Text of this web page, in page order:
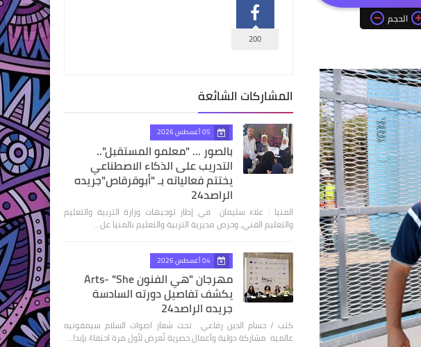
الحجم
200
المشاركات الشائعة
05 أغسطس 2026
بالصور ... "معلمو المستقبل"..
التدريب على الذكاء الاصطناعي
يختتم فعالياته بـ "أبوقرقاص"جريده
الراصد24
المنيا : علاء سليمان في إطار توجيهات وزارة التربية والتعليم
والتعليم الفني، وحرص مديرية التربية والتعليم بالمنيا عل…
04 أغسطس 2026
مهرجان "هي الفنون Arts- "She
يكشف تفاصيل دورته السادسة
جريده الراصد24
كتب / حسام الدين رفاعي تحت شعار اصوات السلام سيمفونيه
عالميه مشاركة دولية وأعمال حصرية تُعرض لأول مرة احتفاءً بإبدا…